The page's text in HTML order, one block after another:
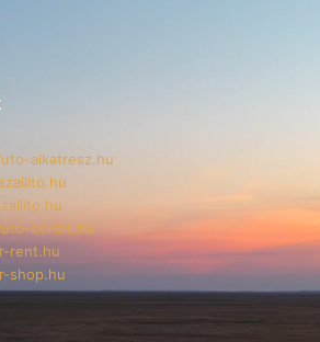
alkatresz.hu
berles.hu
rent.hu
shop.hu